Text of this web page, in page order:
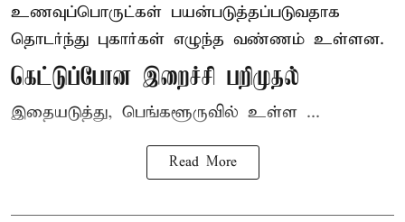
உணவுப்பொருட்கள் பயன்படுத்தப்படுவதாக
தொடர்ந்து புகார்கள் எழுந்த வண்ணம் உள்ளன.
கெட்டுப்போன இறைச்சி பறிமுதல்
இதையடுத்து, பெங்களூருவில் உள்ள ...
Read More